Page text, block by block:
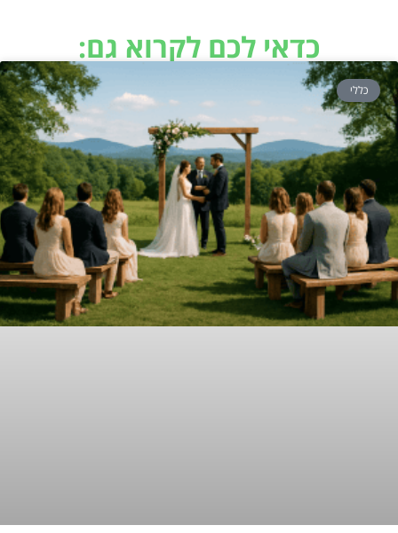
כדאי לכם לקרוא גם:
כללי